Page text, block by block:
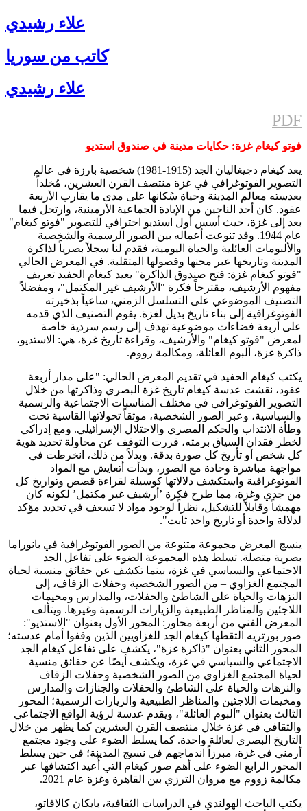
علاء رشيدي
كاتب من سوريا
علاء رشيدي
PDF
فوتو كيغام غزة: حكايات مدينة في صندوق استديو
يعد كيغام دجيغاليان الجد (1915-1981) شخصية بارزة في عالم
التصوير الفوتوغرافي في غزة منتصف القرن العشرين، مُخلداً
بعدسته معالم المدينة وحياة سُكانها على مدى ما يقارب الأربعة
عقود. كان أحد الناجين من الإبادة الجماعية الأرمينية، وارتحل فيما
بعد إلى غزة، حيث أسس أول استديو احترافي للتصوير "فوتو كيغام"
عام 1944. وقد تنوعت أعماله بين الصور الرسمية والشخصية
والألبومات العائلية والحياة اليومية، فقدم لنا سجلاً بصرياً لذاكرة
المدينة وتاريخها عبر محنها وفصولها المتقلبة. في المعرض الحالي
"فوتو كيغام غزة: فتح صندوق الذاكرة" يعيد كيغام الحفيد تعريف
مفهوم الأرشيف، مقترحاً فكرة "الأرشيف غير المكتمل"، ومفضلاً
التصنيف الموضوعي على التسلسل الزمني، ساعياً بذخيرته
الفوتوغرافية إلى بناء تاريخ بديل لغزة. يقوم التصنيف الذي قدمه
على أربعة فضاءات موضوعية تهدف إلى رسم سردية خاصة
لمعرض "فوتو كيغام" والأرشيف، وقراءة تاريخ غزة، هي: الاستديو،
ذاكرة غزة، ألبوم العائلة، ومكالمة زووم.
يكتب كيغام الحفيد في تقديم المعرض الحالي: "على مدار أربعة
عقود، نقشت عدسة كيغام تاريخ غزة البصري وذاكرتها من خلال
التصوير الفوتوغرافي في مختلف المناسبات الاجتماعية والرسمية
والسياسية، وعبر الصور الشخصية، موثقاً تحولاتها القاسية تحت
وطأة الانتداب والحكم المصري والاحتلال الإسرائيلي. ومع إدراكي
لخطر فقدان السياق برمته، قررت التوقف عن محاولة تحديد هوية
كل شخص أو تأريخ كل صورة بدقة. وبدلاً من ذلك، انخرطت في
مواجهة مباشرة وحادة مع الصور، وبدأت أتعايش مع المواد
الفوتوغرافية واستكشف دلالاتها كوسيلة لقراءة قصص وتواريخ كل
من جدي وغزة، مما طرح فكرة ’أرشيف غير مكتمل’ لكونه كان
مهمشاً وقابلاً للتشكيل، نظراً لوجود مواد لا تسعف في تحديد مؤكد
لدلالة واحدة أو تاريخ واحد ثابت".
ينسج المعرض مجموعة متنوعة من الصور الفوتوغرافية في بانوراما
بصرية متصلة. تسلط هذه المجموعة الضوء على تفاعل الجد
الاجتماعي والسياسي في غزة، بينما تكشف عن حقائق منسية لحياة
المجتمع الغزاوي – من الصور الشخصية وحفلات الزفاف، إلى
النزهات والحياة على الشاطئ والحفلات، والمدارس ومخيمات
اللاجئين والمناظر الطبيعية والزيارات الرسمية وغيرها. ويتألف
المعرض الفني من أربعة محاور: المحور الأول بعنوان "الاستديو":
صور بورتريه التقطها كيغام الجد للغزاويين الذين وقفوا أمام عدسته؛
المحور الثاني بعنوان "ذاكرة غزة"، يكشف على تفاعل كيغام الجد
الاجتماعي والسياسي في غزة، ويكشف أيضًا عن حقائق منسية
لحياة المجتمع الغزاوي من الصور الشخصية وحفلات الزفاف
والنزهات والحياة على الشاطئ والحفلات والجنازات والمدارس
ومخيمات اللاجئين والمناظر الطبيعية والزيارات الرسمية؛ المحور
الثالث بعنوان "ألبوم العائلة"، ويقدم عدسة لرؤية الواقع الاجتماعي
والثقافي في غزة خلال منتصف القرن العشرين كما يظهر من خلال
التاريخ البصري لعائلة واحدة. كما يسلط الضوء على وجود مجتمع
أرمني في غزة، مبرزاً اندماجهم في نسيج المدينة؛ في حين يسلط
المحور الرابع الضوء على أهم صور كيغام التي أُعيد اكتشافها عبر
مكالمة زووم مع مروان الترزي بين القاهرة وغزة عام 2021.
يكتب الباحث الهولندي في الدراسات الثقافية، بايكان كالافاتو،